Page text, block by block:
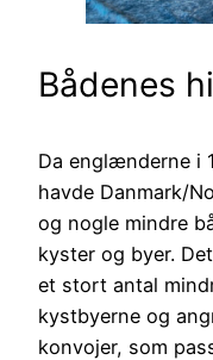
Bådenes
Da englænderne i
havde Danmark/
og nogle mindre
kyster og byer.
et stort antal
kystbyerne og
konvojer, som